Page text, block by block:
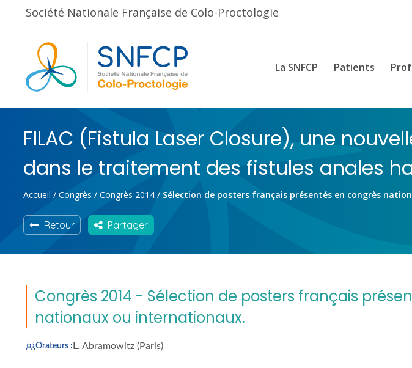
Société Nationale Française de Colo-Proctologie
La SNFCP Patients
FILAC (Fistula Laser Closure), une
dans le traitement des fistules anales
Accueil / Congrès / Congrès 2014 / Sélection de posters français présentés en congrès
Retour Partager
Congrès 2014 - Sélection de posters français
nationaux ou internationaux.
Orateurs : L. Abramowitz (Paris)